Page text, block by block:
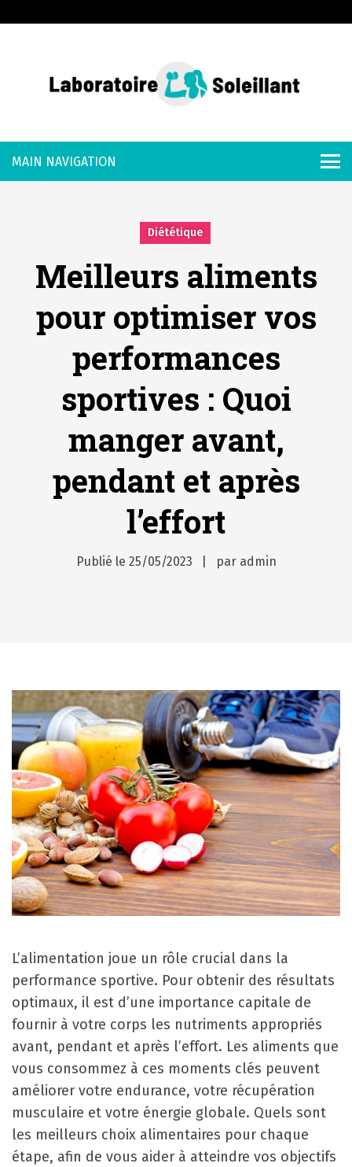
c
n
Laboratoire
Soleillant
Diététique
Meilleurs aliments
pour optimiser vos
performances
sportives : Quoi
manger avant,
pendant et après
l’effort
Publié le 25/05/2023 par admin
L’alimentation joue un rôle crucial dans la
performance sportive. Pour obtenir des résultats
optimaux, il est d’une importance capitale de
fournir à votre corps les nutriments appropriés
avant, pendant et après l’effort. Les aliments que
vous consommez à ces moments clés peuvent
améliorer votre endurance, votre récupération
musculaire et votre énergie globale. Quels sont
les meilleurs choix alimentaires pour chaque
étape, afin de vous aider à atteindre vos objectifs